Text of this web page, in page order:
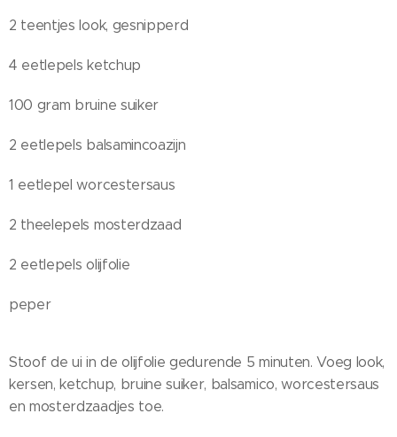
2 teentjes look, gesnipperd
4 eetlepels ketchup
100 gram bruine suiker
2 eetlepels balsamincoazijn
1 eetlepel worcestersaus
2 theelepels mosterdzaad
2 eetlepels olijfolie
peper
Stoof de ui in de olijfolie gedurende 5 minuten. Voeg look,
kersen, ketchup, bruine suiker, balsamico, worcestersaus
en mosterdzaadjes toe.